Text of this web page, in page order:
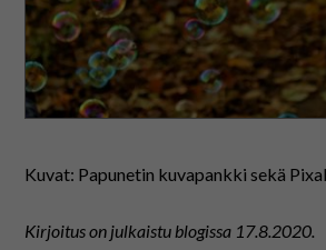
Kuvat: Papunetin kuvapankki sekä
Kirjoitus on julkaistu blogissa 17.8.2020.